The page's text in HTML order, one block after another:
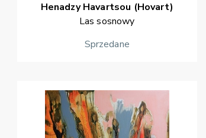
Henadzy Havartsou (Hovart)
Las sosnowy
Sprzedane